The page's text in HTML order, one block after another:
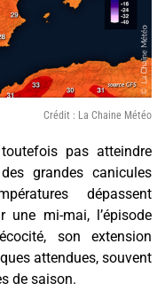
Crédit : La Chaine Météo
pas atteindre
grandes canicules
dépassent
une mi-mai, l’épisode
son extension
attendues, souvent
de saison.